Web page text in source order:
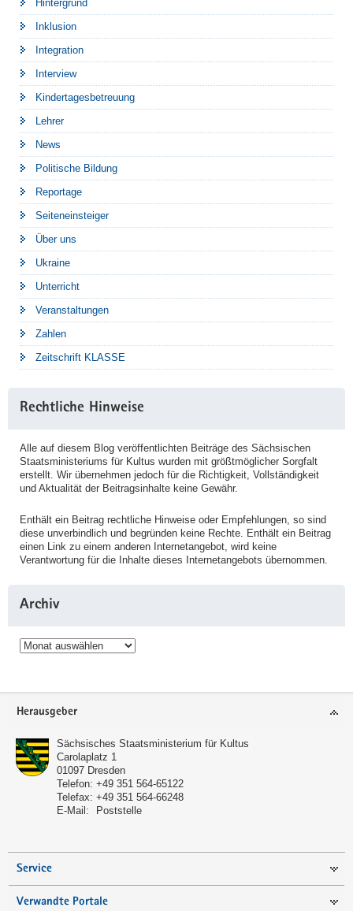
Hintergrund
Inklusion
Integration
Interview
Kindertagesbetreuung
Lehrer
News
Politische Bildung
Reportage
Seiteneinsteiger
Über uns
Ukraine
Unterricht
Veranstaltungen
Zahlen
Zeitschrift KLASSE
Rechtliche Hinweise
Alle auf diesem Blog veröffentlichten Beiträge des Sächsischen
Staatsministeriums für Kultus wurden mit größtmöglicher Sorgfalt
erstellt. Wir übernehmen jedoch für die Richtigkeit, Vollständigkeit
und Aktualität der Beitragsinhalte keine Gewähr.
Enthält ein Beitrag rechtliche Hinweise oder Empfehlungen, so sind
diese unverbindlich und begründen keine Rechte. Enthält ein Beitrag
einen Link zu einem anderen Internetangebot, wird keine
Verantwortung für die Inhalte dieses Internetangebots übernommen.
Archiv
Archiv
Service
Herausgeber
Sächsisches Staatsministerium für Kultus
Carolaplatz 1
01097 Dresden
Telefon: +49 351 564-65122
Telefax: +49 351 564-66248
E-Mail:
Poststelle
Service
Verwandte Portale